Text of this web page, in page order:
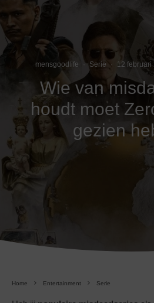
mensgoodlife · Serie · 12 februari
Wie van
houdt moet
gezien
Home Entertainment Serie